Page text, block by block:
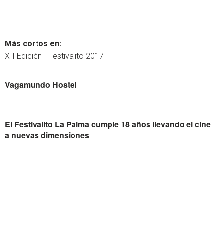
Más cortos en:
XII Edición - Festivalito 2017
Vagamundo Hostel
El Festivalito La Palma cumple 18 años llevando el cine
a nuevas dimensiones